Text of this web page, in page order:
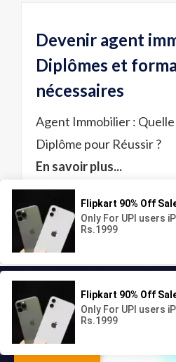
Devenir agent
Diplômes et
nécessaires
Agent Immobilier :
Diplôme pour Réussir ?
En savoir plus...
NOTRE AGENCE